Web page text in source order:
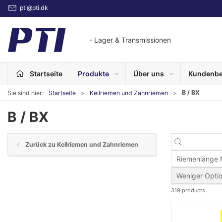
pti@pti.dk
- Lager & Transmissionen
Startseite Produkte Über uns
Sie sind hier: Startseite Keilriemen und Zahnriemen B / BX
B / BX
Zurück zu Keilriemen und Zahnriemen
Riemenlänge
Weniger
319 products